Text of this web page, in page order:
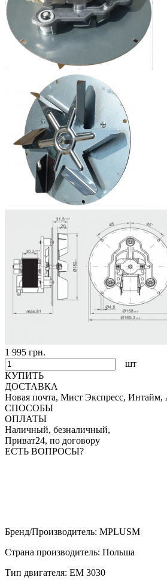
1 995 грн.
шт
КУПИТЬ
ДОСТАВКА
Новая почта, Мист Экспресс, Интайм,
СПОСОБЫ
ОПЛАТЫ
Наличный, безналичный,
Приват24, по договору
ЕСТЬ ВОПРОСЫ?
Бренд/Производитель: MPLUSM
Страна производитель: Польша
Тип двигателя: EM 3030